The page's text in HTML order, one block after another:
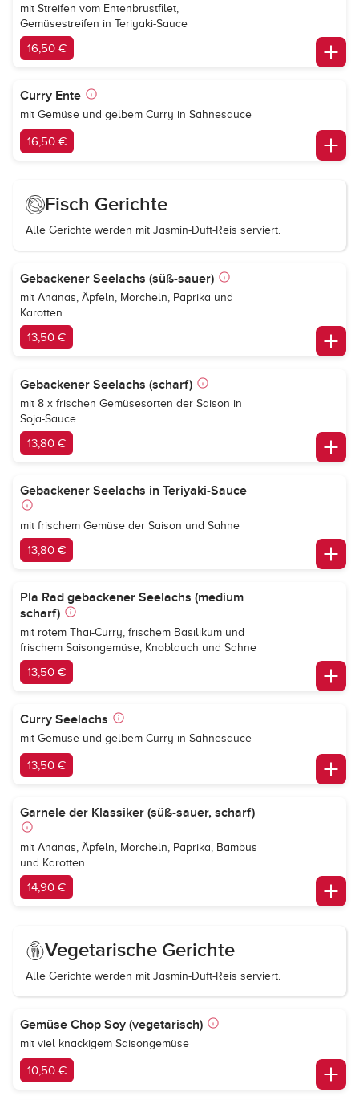
mit Streifen vom Entenbrustfilet,
Gemüsestreifen in Teriyaki-Sauce
16,50 €
Curry Ente
mit Gemüse und gelbem Curry in Sahnesauce
16,50 €
Fisch Gerichte
Alle Gerichte werden mit Jasmin-Duft-Reis serviert.
Gebackener Seelachs (süß-sauer)
mit Ananas, Äpfeln, Morcheln, Paprika und
Karotten
13,50 €
Gebackener Seelachs (scharf)
mit 8 x frischen Gemüsesorten der Saison in
Soja-Sauce
13,80 €
Gebackener Seelachs in Teriyaki-Sauce
mit frischem Gemüse der Saison und Sahne
13,80 €
Pla Rad gebackener Seelachs (medium
scharf)
mit rotem Thai-Curry, frischem Basilikum und
frischem Saisongemüse, Knoblauch und Sahne
13,50 €
Curry Seelachs
mit Gemüse und gelbem Curry in Sahnesauce
13,50 €
Garnele der Klassiker (süß-sauer, scharf)
mit Ananas, Äpfeln, Morcheln, Paprika, Bambus
und Karotten
14,90 €
Vegetarische Gerichte
Alle Gerichte werden mit Jasmin-Duft-Reis serviert.
Gemüse Chop Soy (vegetarisch)
mit viel knackigem Saisongemüse
10,50 €